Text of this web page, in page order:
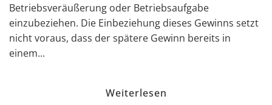
Betriebsveräußerung oder Betriebsaufgabe
einzubeziehen. Die Einbeziehung dieses Gewinns setzt
nicht voraus, dass der spätere Gewinn bereits in
einem...
Weiterlesen